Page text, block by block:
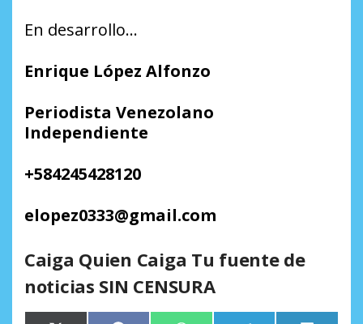
En desarrollo…
Enrique López Alfonzo
Periodista Venezolano
Independiente
+584245428120
elopez0333@gmail.com
Caiga Quien Caiga Tu fuente de
noticias SIN CENSURA